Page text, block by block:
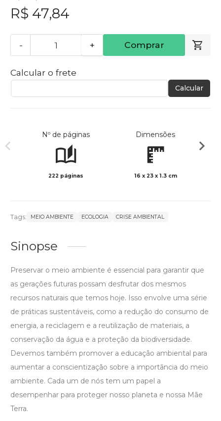
R$ 47,84
- + Comprar
Calcular o frete
Calcular
Nº de páginas
222 páginas
Dimensões
16 x 23 x 1.3 cm
Tags: MEIO AMBIENTE ECOLOGIA CRISE AMBIENTAL
Sinopse
Preservar o meio ambiente é essencial para garantir que
as gerações futuras possam desfrutar dos mesmos
recursos naturais que temos hoje. Isso envolve uma série
de práticas sustentáveis, como a redução do consumo de
energia, a reciclagem e a reutilização de materiais, a
conservação da água e a proteção da biodiversidade.
Devemos também promover a educação ambiental para
aumentar a conscientização sobre a importância do meio
ambiente. Cada um de nós tem um papel a
desempenhar para proteger nosso planeta e nossa Mãe
Terra.